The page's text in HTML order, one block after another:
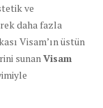
ve
daha fazla
Visam’ın üstün
sunan Visam